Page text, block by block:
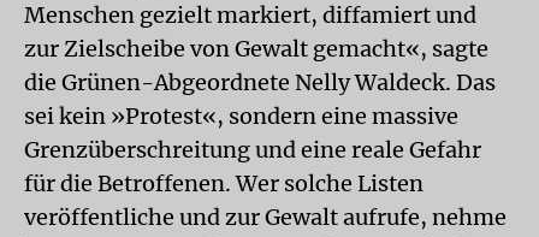
Menschen gezielt markiert, diffamiert und
zur Zielscheibe von Gewalt gemacht«, sagte
die Grünen-Abgeordnete Nelly Waldeck. Das
sei kein »Protest«, sondern eine massive
Grenzüberschreitung und eine reale Gefahr
für die Betroffenen. Wer solche Listen
veröffentliche und zur Gewalt aufrufe, nehme